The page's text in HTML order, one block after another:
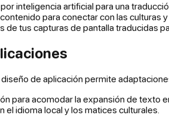
inteligencia artificial para una
para conectar con las culturas
tus capturas de pantalla traducidas
de aplicación permite
para acomodar la expansión de texto
idioma local y los matices culturales.